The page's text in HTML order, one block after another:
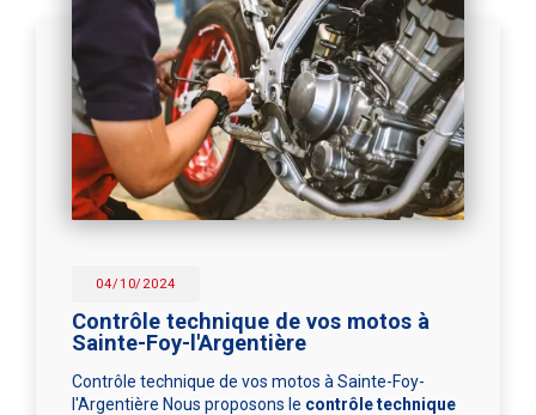
04/10/2024
Contrôle technique de vos motos à
Sainte-Foy-l'Argentière
Contrôle technique de vos motos à Sainte-Foy-
l'Argentière Nous proposons le contrôle technique